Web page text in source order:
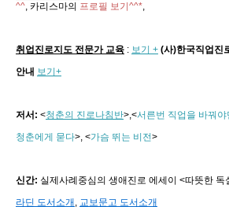
^^, 카리스마의 프로필 보기^^*,
취업진로지도 전문가 교육 : 보기 + (사)한국직업진
안내 보기+
저서: <청춘의 진로나침반>,<서른번 직업을 바꿔
청춘에게 묻다>, <가슴 뛰는 비전>
신간: 실제사례중심의 생애진로 에세이 <따뜻한 독
라딘 도서소개 , 교보문고 도서소개